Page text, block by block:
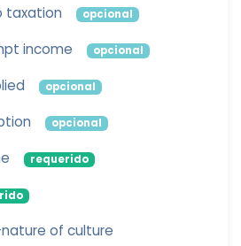
taxation opcional
income opcional
opcional
opcional
requerido
of culture